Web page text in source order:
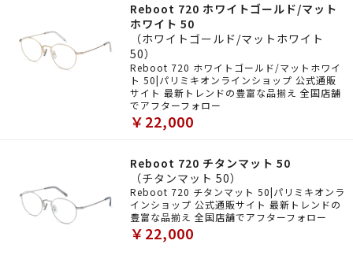
Reboot 720 ホワイトゴールド/マット
ホワイト 50
（ホワイトゴールド/マットホワイト
50）
Reboot 720 ホワイトゴールド/マットホワイ
ト 50|パリミキオンラインショップ 公式通販
サイト 最新トレンドの豊富な品揃え 全国店舗
でアフターフォロー
￥22,000
Reboot 720 チタンマット 50
（チタンマット 50）
Reboot 720 チタンマット 50|パリミキオンラ
インショップ 公式通販サイト 最新トレンドの
豊富な品揃え 全国店舗でアフターフォロー
￥22,000